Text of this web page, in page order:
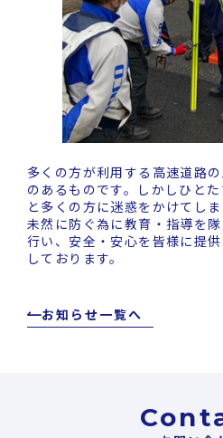
多くの方が利用する高速道路
のあるものです。しかしひと
と多くの方に迷惑をかけてし
未然に防ぐ為に教育・指導を
行い、安全・安心を皆様に提
しております。
お知らせ一覧へ